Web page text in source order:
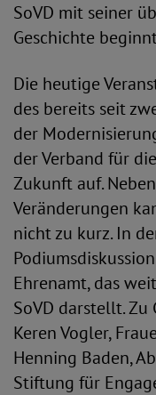
SoVD mit seiner
Geschichte
Die heutige
des bereits seit
der
der Verband für
Zukunft auf.
Veränderungen
nicht zu kurz. In
Ehrenamt, das
SoVD darstellt. Zu
Keren Vogler,
Henning Baden,
Stiftung für